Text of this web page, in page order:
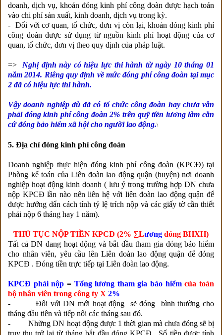
doanh, dịch vụ, khoản đóng kinh phí công đoàn được hạch toán
vào chi phí sản xuất, kinh doanh, dịch vụ trong kỳ.
- Đối với cơ quan, tổ chức, đơn vị còn lại, khoản đóng kinh phí
công đoàn được sử dụng từ nguồn kinh phí hoạt động của cơ
quan, tổ chức, đơn vị theo quy định của pháp luật.
=> Nghị định này có hiệu lực thi hành từ ngày 10 tháng 01
năm 2014. Riêng quy định về mức đóng phí công đoàn tại mục
2 đã có hiệu lực thi hành.
Vậy doanh nghiệp dù đã có tổ chức công đoàn hay chưa vẫn
phải đóng kinh phí công đoàn 2% trên quỹ tiền lương làm căn
cứ đóng bảo hiểm xã hội cho người lao động.\
5. Địa chỉ đóng kinh phí công đoàn
Doanh nghiệp thực hiện đóng kinh phí công đoàn (KPCĐ) tại
Phòng kế toán của Liên đoàn lao động quận (huyện) nơi doanh
nghiệp hoạt động kinh doanh ( lưu ý trong trường hợp DN chưa
nộp KPCĐ lần nào nên liên hệ với liên đoàn lao động quận để
được hướng dẩn cách tính tỷ lệ trích nộp và các giấy tờ cần thiết
phải nộp 6 tháng hay 1 năm).
THỦ TỤC NỘP TIỀN KPCĐ (2% ∑Lương đóng BHXH)
Tất cả DN đang hoạt động và bắt đầu tham gia đóng bảo hiểm
cho nhân viên, yêu cầu lên Liên đoàn lao động quận để đóng
KPCĐ . Đóng tiền trực tiếp tại Liên đoàn lao động.
KPCĐ phải nộp = Tổng lương tham gia bảo hiểmcủa toàn
bộ nhân viên trong công ty X 2%
- Đối với DN mới hoạt động sẽ đóng bình thường cho
tháng đầu tiên và tiếp nối các tháng sau đó.
- Những DN hoạt động được 1 thời gian mà chưa đóng sẽ bị
truy thu trở lại từ tháng bắt đầu đóng KPCĐ . Số tiền được tính